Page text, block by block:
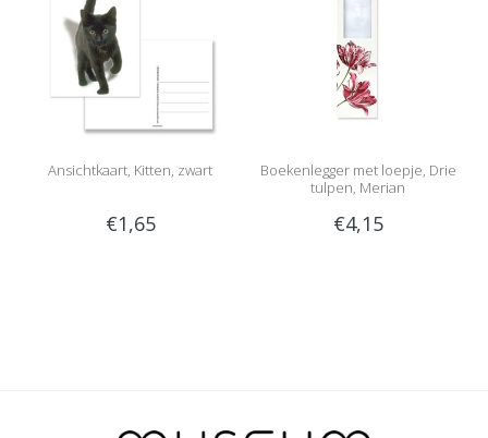
Ansichtkaart, Kitten, zwart
€1,65
Boekenlegger met loepje, Drie
tulpen, Merian
€4,15